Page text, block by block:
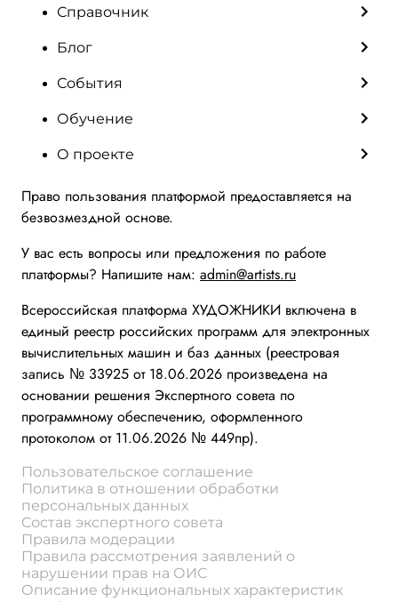
Справочник
Блог
События
Обучение
О проекте
Право пользования платформой предоставляется на
безвозмездной основе.
У вас есть вопросы или предложения по работе
платформы? Напишите нам: admin@artists.ru
Всероссийская платформа ХУДОЖНИКИ включена в
единый реестр российских программ для электронных
вычислительных машин и баз данных (реестровая
запись № 33925 от 18.06.2026 произведена на
основании решения Экспертного совета по
программному обеспечению, оформленного
протоколом от 11.06.2026 № 449пр).
Пользовательское соглашение
Политика в отношении обработки
персональных данных
Состав экспертного совета
Правила модерации
Правила рассмотрения заявлений о
нарушении прав на ОИС
Описание функциональных характеристик